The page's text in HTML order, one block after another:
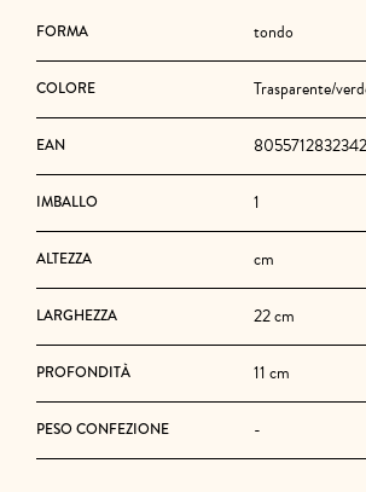
FORMA tondo
COLORE Trasparente/
EAN 8055712832342
IMBALLO 1
ALTEZZA cm
LARGHEZZA 22 cm
PROFONDITÀ 11 cm
PESO CONFEZIONE -